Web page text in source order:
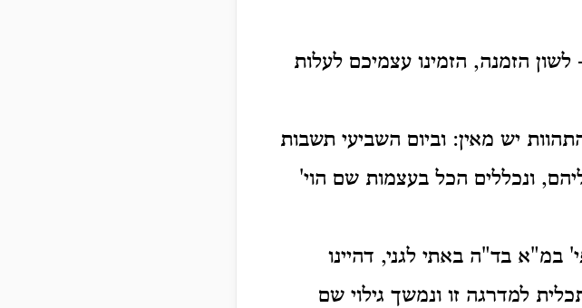
הזמנה, הזמינו עצמיכם לעלות
יש מאין: וביום השביעי תשבות
ונכללים הכל בעצמות שם הוי'
במ"א בד"ה באתי לגני, דהיינו
למדרגה זו ונמשך גילוי שם